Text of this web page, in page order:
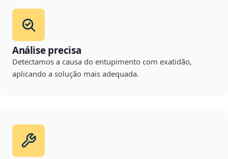
Análise precisa
Detectamos a causa do entupimento com exatidão,
aplicando a solução mais adequada.